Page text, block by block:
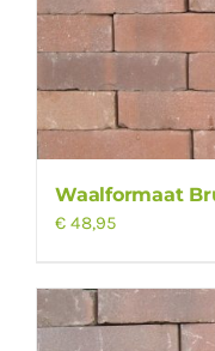
Waalformaat
€ 48,95